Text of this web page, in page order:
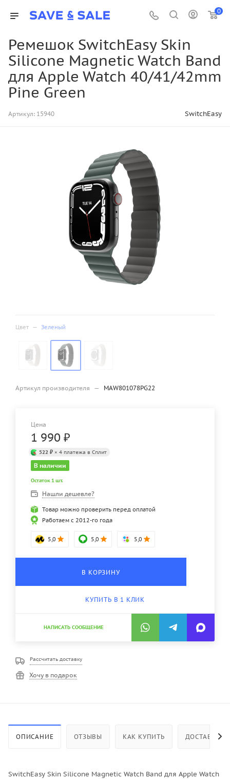
0
Ремешок SwitchEasy Skin
Silicone Magnetic Watch Band
для Apple Watch 40/41/42mm
Pine Green
Артикул: 15940 SwitchEasy
Цвет — Зеленый
Артикул производителя — MAW801078PG22
Цена
1 990 ₽
522 ₽ × 4 платежа в Сплит
В наличии
Остаток 1 шт.
Нашли дешевле?
Товар можно проверить перед оплатой
Работаем с 2012-го года
5,0 5,0 5,0
В КОРЗИНУ
КУПИТЬ В 1 КЛИК
НАПИСАТЬ СООБЩЕНИЕ
Рассчитать доставку
Хочу в подарок
ОПИСАНИЕ ОТЗЫВЫ КАК КУПИТЬ ДОСТАВКА
SwitchEasy Skin Silicone Magnetic Watch Band для Apple Watch